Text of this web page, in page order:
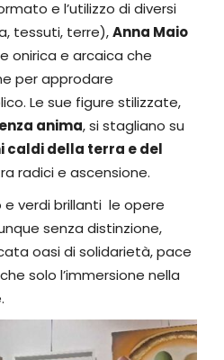
e l’utilizzo di diversi
tessuti, terre),Anna Maio
onirica e arcaica che
per approdare
Le sue figure stilizzate,
anima, si stagliano su
caldi della terra e del
radici e ascensione.
verdi brillanti le opere
senza distinzione,
oasi di solidarietà, pace
solo l’immersione nella